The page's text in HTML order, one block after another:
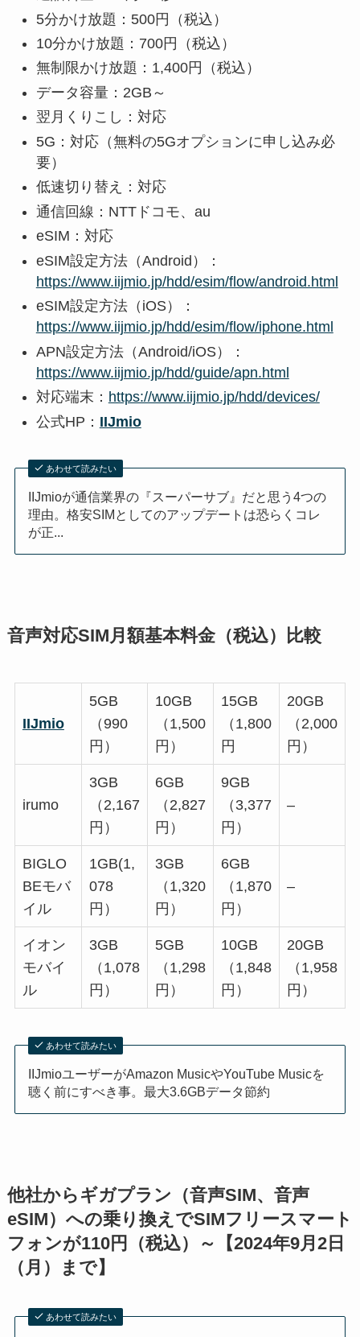
5分かけ放題：500円（税込）
10分かけ放題：700円（税込）
無制限かけ放題：1,400円（税込）
データ容量：2GB～
翌月くりこし：対応
5G：対応（無料の5Gオプションに申し込み必
要）
低速切り替え：対応
通信回線：NTTドコモ、au
eSIM：対応
eSIM設定方法（Android）：
https://www.iijmio.jp/hdd/esim/flow/android.html
eSIM設定方法（iOS）：
https://www.iijmio.jp/hdd/esim/flow/iphone.html
APN設定方法（Android/iOS）：
https://www.iijmio.jp/hdd/guide/apn.html
対応端末： https://www.iijmio.jp/hdd/devices/
公式HP： IIJmio
あわせて読みたい
IIJmioが通信業界の『スーパーサブ』だと思う4つの
理由。格安SIMとしてのアップデートは恐らくコレ
が正...
音声対応SIM月額基本料金（税込）比較
IIJmio
5GB
（990
円）
10GB
（1,500
円）
15GB
（1,800
円
20GB
（2,000
円）
irumo
3GB
（2,167
円）
6GB
（2,827
円）
9GB
（3,377
円）
–
BIGLO
BEモバ
イル
1GB(1,
078
円）
3GB
（1,320
円）
6GB
（1,870
円）
–
イオン
モバイ
ル
3GB
（1,078
円）
5GB
（1,298
円）
10GB
（1,848
円）
20GB
（1,958
円）
あわせて読みたい
IIJmioユーザーがAmazon MusicやYouTube Musicを
聴く前にすべき事。最大3.6GBデータ節約
他社からギガプラン（音声SIM、音声
eSIM）への乗り換えでSIMフリースマート
フォンが110円（税込）～【2024年9月2日
（月）まで】
あわせて読みたい